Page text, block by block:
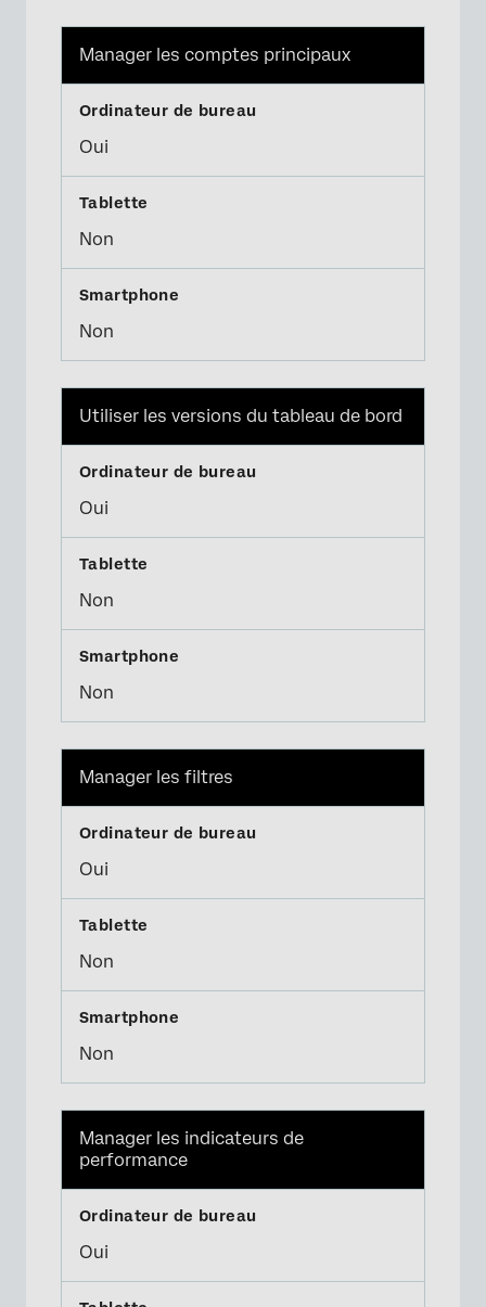
Manager les comptes principaux
Oui
Non
Non
Utiliser les versions du tableau de bord
Oui
Non
Non
Manager les filtres
Oui
Non
Non
Manager les indicateurs de
performance
Oui